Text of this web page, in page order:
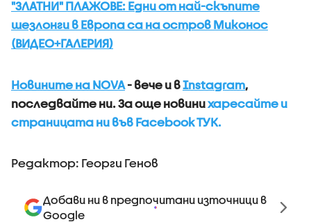
"ЗЛАТНИ" ПЛАЖОВЕ: Едни от най-скъпите
шезлонги в Европа са на остров Миконос
(ВИДЕО+ГАЛЕРИЯ)
Новините на NOVA - вече и вInstagram,
последвайте ни. За още новинихаресайте и
страницата ни във Facebook ТУК.
Редактор: Георги Генов
Добави ни в предпочитани източници в
Google